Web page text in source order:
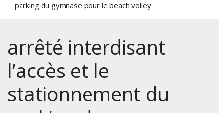
parking du gymnase pour le beach volley
arrêté interdisant
l’accès et le
stationnement du